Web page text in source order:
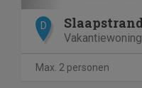
D
Vakantiewoning
Max. 2 personen